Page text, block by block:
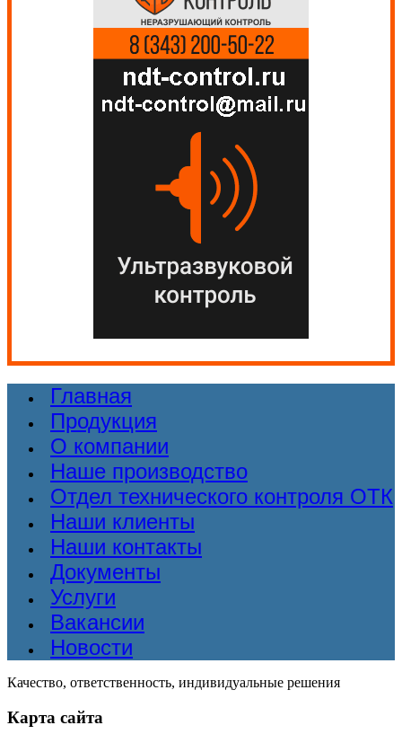
Главная
Продукция
О компании
Наше производство
Отдел технического контроля ОТК
Наши клиенты
Наши контакты
Документы
Услуги
Вакансии
Новости
Качество, ответственность, индивидуальные решения
Карта сайта